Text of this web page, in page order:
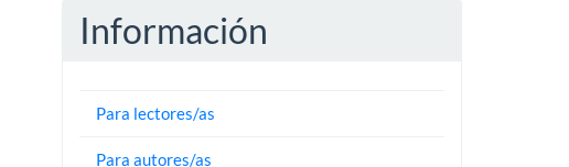
Información
Para lectores/as
Para autores/as